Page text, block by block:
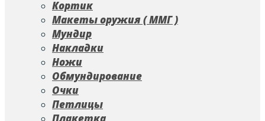
Кортик
Макеты оружия ( ММГ )
Мундир
Накладки
Ножи
Обмундирование
Очки
Петлицы